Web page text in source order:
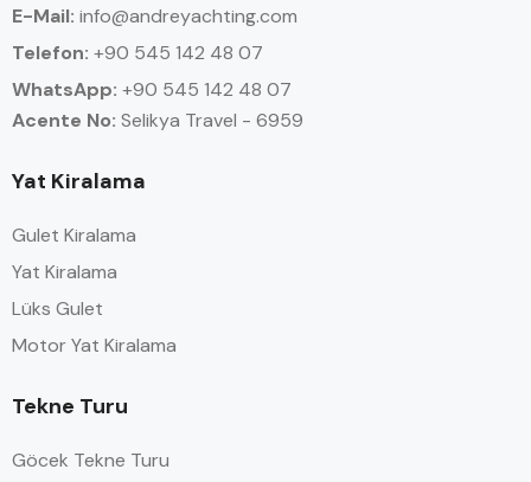
E-Mail: info@andreyachting.com
Telefon: +90 545 142 48 07
WhatsApp: +90 545 142 48 07
Acente No: Selikya Travel - 6959
Yat Kiralama
Gulet Kiralama
Yat Kiralama
Lüks Gulet
Motor Yat Kiralama
Tekne Turu
Göcek Tekne Turu